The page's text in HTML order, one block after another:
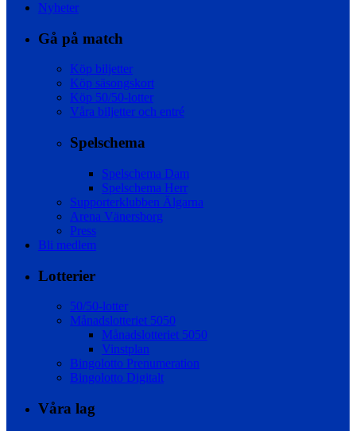
Nyheter
Gå på match
Köp biljetter
Köp säsongskort
Köp 50/50-lotter
Våra biljetter och entré
Spelschema
Spelschema Dam
Spelschema Herr
Supporterklubben Älgarna
Arena Vänersborg
Press
Bli medlem
Lotterier
50/50-lotter
Månadslotteriet 5050
Månadslotteriet 5050
Vinstplan
Bingolotto Prenumeration
Bingolotto Digitalt
Våra lag